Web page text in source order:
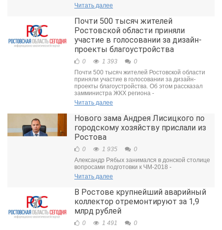
Читать далее
Почти 500 тысяч жителей
Ростовской области приняли
участие в голосовании за дизайн-
проекты благоустройства
0 1 393
0
Почти 500 тысяч жителей Ростовской области
приняли участие в голосовании за дизайн-
проекты благоустройства. Об этом рассказал
замминистра ЖКХ региона -
Читать далее
Нового зама Андрея Лисицкого по
городскому хозяйству прислали из
Ростова
0 1 935
0
Александр Рябых занимался в донской столице
вопросами подготовки к ЧМ-2018 -
Читать далее
В Ростове крупнейший аварийный
коллектор отремонтируют за 1,9
млрд рублей
0 1 491
0